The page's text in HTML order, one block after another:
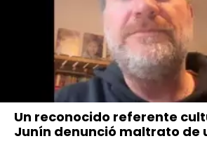
Un reconocido referente
Junín denunció maltrato de